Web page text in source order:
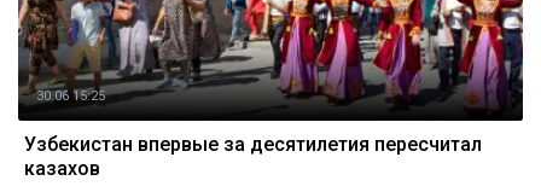
30.06 15:25
Узбекистан впервые за десятилетия пересчитал
казахов